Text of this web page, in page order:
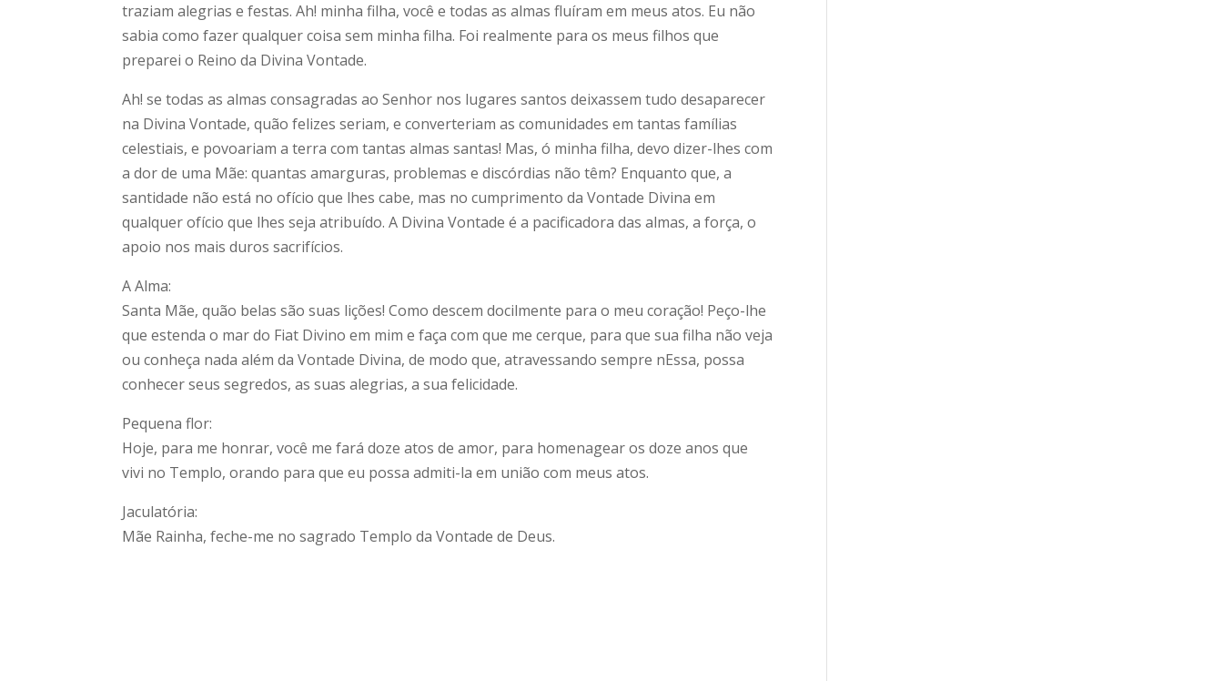
traziam alegrias e festas. Ah! minha filha, você e todas as almas fluíram em meus atos. Eu não
sabia como fazer qualquer coisa sem minha filha. Foi realmente para os meus filhos que
preparei o Reino da Divina Vontade.
Ah! se todas as almas consagradas ao Senhor nos lugares santos deixassem tudo desaparecer
na Divina Vontade, quão felizes seriam, e converteriam as comunidades em tantas famílias
celestiais, e povoariam a terra com tantas almas santas! Mas, ó minha filha, devo dizer-lhes com
a dor de uma Mãe: quantas amarguras, problemas e discórdias não têm? Enquanto que, a
santidade não está no ofício que lhes cabe, mas no cumprimento da Vontade Divina em
qualquer ofício que lhes seja atribuído. A Divina Vontade é a pacificadora das almas, a força, o
apoio nos mais duros sacrifícios.
A Alma:
Santa Mãe, quão belas são suas lições! Como descem docilmente para o meu coração! Peço-lhe
que estenda o mar do Fiat Divino em mim e faça com que me cerque, para que sua filha não veja
ou conheça nada além da Vontade Divina, de modo que, atravessando sempre nEssa, possa
conhecer seus segredos, as suas alegrias, a sua felicidade.
Pequena flor:
Hoje, para me honrar, você me fará doze atos de amor, para homenagear os doze anos que
vivi no Templo, orando para que eu possa admiti-la em união com meus atos.
Jaculatória:
Mãe Rainha, feche-me no sagrado Templo da Vontade de Deus.